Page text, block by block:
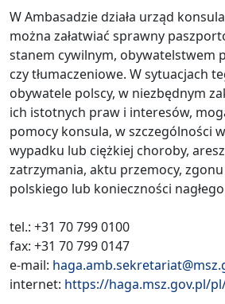
W Ambasadzie działa urząd
można załatwiać sprawny
stanem cywilnym, obywatelstwem
czy tłumaczeniowe. W sytuacjach
obywatele polscy, w niezbędnym
ich istotnych praw i interesów,
pomocy konsula, w szczególności
wypadku lub ciężkiej choroby,
zatrzymania, aktu przemocy,
polskiego lub konieczności
tel.: +31 70 799 0100
fax: +31 70 799 0147
e-mail:
internet: https://haga.msz.gov.pl/